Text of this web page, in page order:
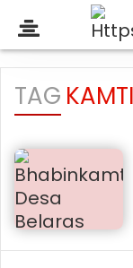
TAG